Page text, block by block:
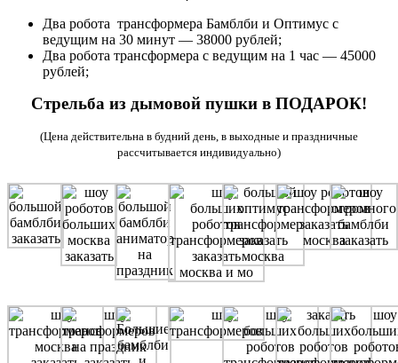
Два робота трансформера Бамблби и Оптимус с
ведущим на 30 минут — 38000 рублей;
Два робота трансформера с ведущим на 1 час — 45000
рублей;
Стрельба из дымовой пушки в ПОДАРОК!
(Цена действительна в будний день, в выходные и праздничные
рассчитывается индивидуально)